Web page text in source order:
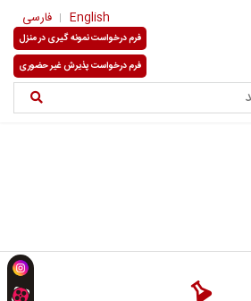
فارسی English
فرم درخواست نمونه گیری در منزل
فرم درخواست پذیرش غیر حضوری